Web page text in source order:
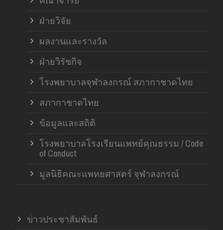
ฝ่ายวิจัย
ผลงานและรางวัล
ฝ่ายวิรัชกิจ
โรงพยาบาลจุฬาลงกรณ์ สภากาชาดไทย
สภากาชาดไทย
ข้อมูลและสถิติ
โรงพยาบาลโรงเรียนแพทย์คุณธรรม / Code
of Conduct
มูลนิธิคณะแพทยศาสตร์ จุฬาลงกรณ์
ข่าวประชาสัมพันธ์